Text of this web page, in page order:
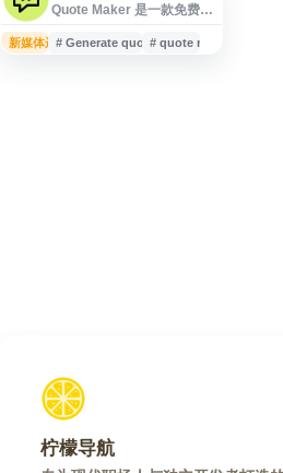
Quote Maker 是一款免费的
持将文字、名言或短句制作
新媒体运营# Generate quote collages
# quote maker
柠檬导航